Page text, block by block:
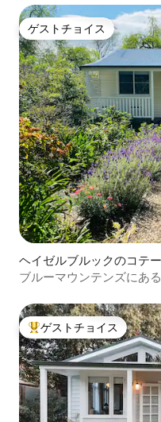
ゲストチョイス
ゲストチョイス
ヘイゼルブルックのコテ
ブルーマウンテンズにあ
大好評のゲストチョイス
ゲストチョイス